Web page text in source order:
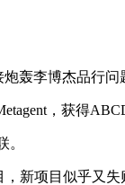
轰李博杰品行问
，获得
新项目似乎又失